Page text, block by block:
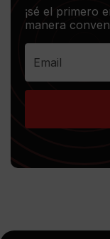
¡sé el primero
manera